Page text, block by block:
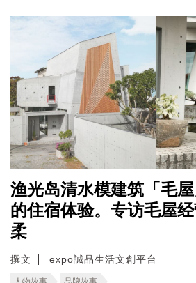
渔光岛清水模建筑「毛
的住宿体验。专访毛屋
柔
撰文 expo誠品生活文創平台